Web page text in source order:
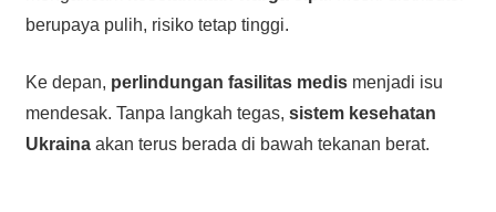
berupaya pulih, risiko tetap tinggi.
Ke depan, perlindungan fasilitas medismenjadi isu
mendesak. Tanpa langkah tegas, sistem kesehatan
Ukrainaakan terus berada di bawah tekanan berat.